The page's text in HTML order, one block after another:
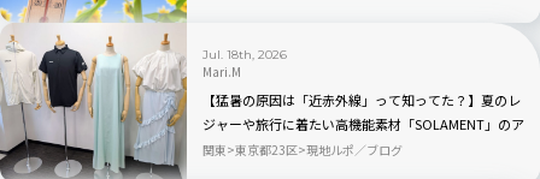
Jul. 18th, 2026
Mari.M
【猛暑の原因は「近赤外線」って知ってた？】夏のレ
ジャーや旅行に着たい高機能素材「SOLAMENT」のア
パレルが続々登場
関東 東京都23区 現地ルポ／ブログ